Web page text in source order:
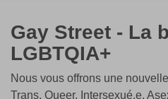
Gay Street - La
LGBTQIA+
Nous vous offrons une
Trans, Queer, Intersexué.e,